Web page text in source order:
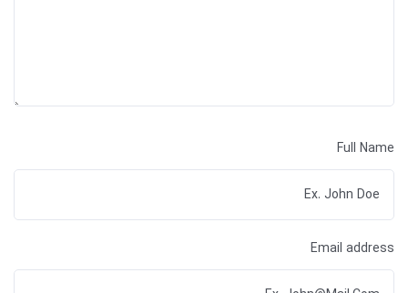
Full Name
Email address